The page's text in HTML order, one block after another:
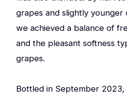
grapes and slightly younger
we achieved a balance of
and the pleasant softness
grapes.
Bottled in September 2023,